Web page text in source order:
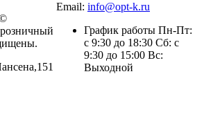
Email: info@opt-k.ru
График работы Пн-Пт:
с 9:30 до 18:30 Сб: с
9:30 до 15:00 Вс:
Выходной